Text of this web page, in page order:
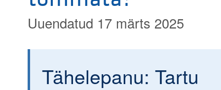
Uuendatud 17 märts 2025
Tähelepanu: Tartu